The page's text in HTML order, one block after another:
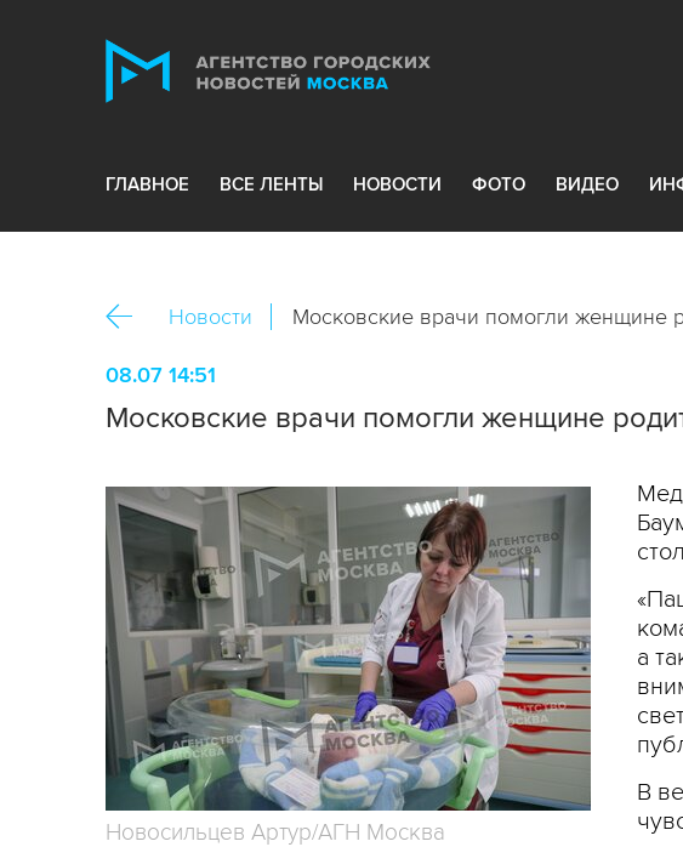
ГЛАВНОЕ ВСЕ ЛЕНТЫ НОВОСТИ ФОТО ВИДЕО
Новости Московские врачи помогли женщине
08.07 14:51
Московские врачи помогли женщине
Новосильцев Артур/АГН Москва
а
В